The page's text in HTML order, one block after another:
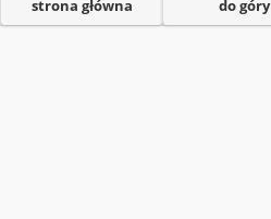
strona główna do góry